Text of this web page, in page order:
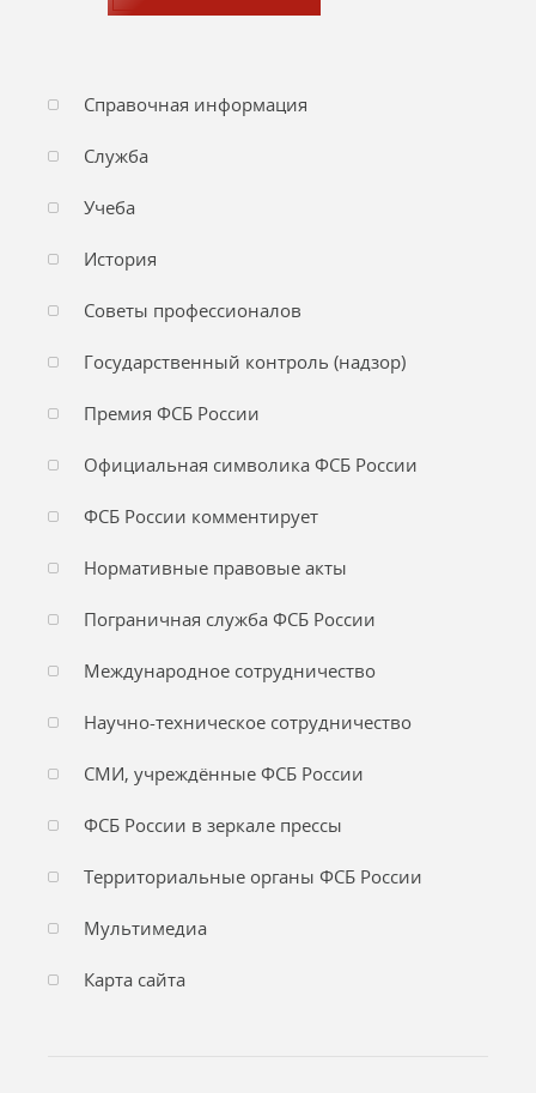
Справочная информация
Служба
Учеба
История
Советы профессионалов
Государственный контроль (надзор)
Премия ФСБ России
Официальная символика ФСБ России
ФСБ России комментирует
Нормативные правовые акты
Пограничная служба ФСБ России
Международное сотрудничество
Научно-техническое сотрудничество
СМИ, учреждённые ФСБ России
ФСБ России в зеркале прессы
Территориальные органы ФСБ России
Мультимедиа
Карта сайта